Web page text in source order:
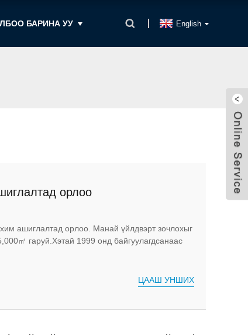
БАРИНА УУ English
орлоо
ашиглалтад орлоо. Манай үйлдвэрт зочлохыг
㎡ гаруй.Хэтай 1999 онд байгуулагдсанаас
ЦААШ УНШИХ